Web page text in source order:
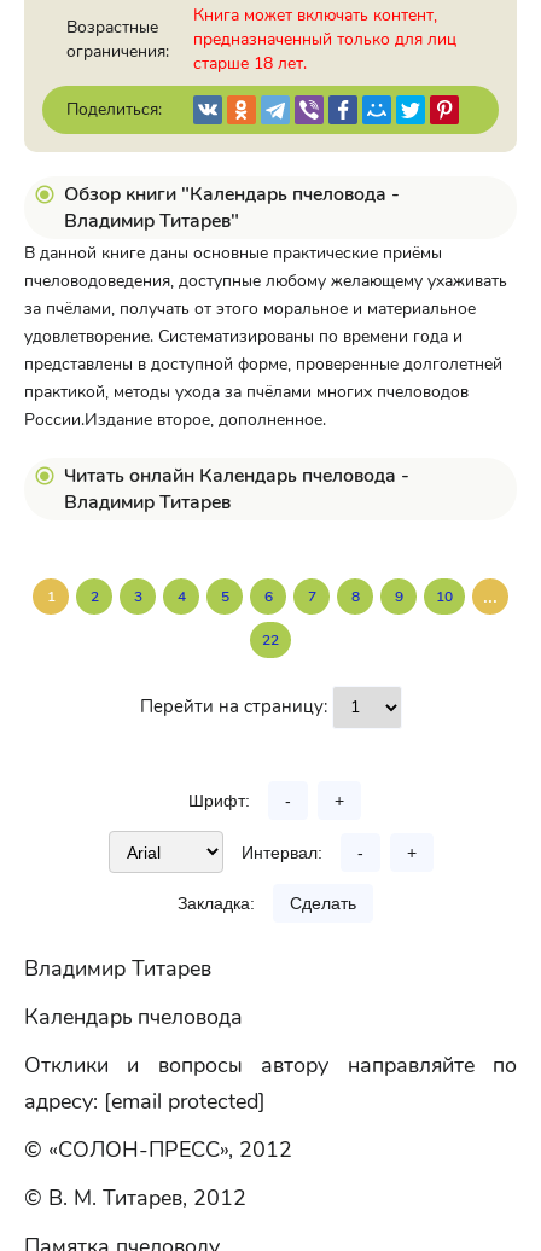
Возрастные
ограничения:
Книга может включать контент,
предназначенный только для лиц
старше 18 лет.
Поделиться:
Обзор книги "Календарь пчеловода -
Владимир Титарев"
В данной книге даны основные практические приёмы
пчеловодоведения, доступные любому желающему ухаживать
за пчёлами, получать от этого моральное и материальное
удовлетворение. Систематизированы по времени года и
представлены в доступной форме, проверенные долголетней
практикой, методы ухода за пчёлами многих пчеловодов
России.Издание второе, дополненное.
Читать онлайн Календарь пчеловода -
Владимир Титарев
1 2 3 4 5 6 7 8 9 10 ...
22
Перейти на страницу:
Шрифт: - +
Интервал: - +
Закладка: Сделать
Владимир Титарев
Календарь пчеловода
Отклики и вопросы автору направляйте по
адресу: [email protected]
© «СОЛОН-ПРЕСС», 2012
© В. М. Титарев, 2012